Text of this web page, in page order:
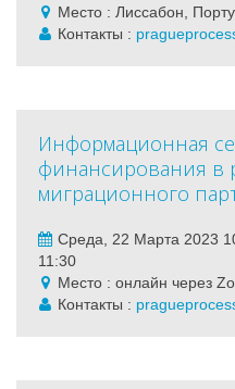
Место : Лиссабон,
Контакты :
Информационная
финансирования в
миграционного
Среда, 22 Марта 2023
11:30
Место : онлайн через
Контакты :